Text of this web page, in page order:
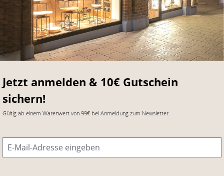
Jetzt anmelden & 10€ Gutschein
sichern!
Gültig ab einem Warenwert von 99€ bei Anmeldung zum Newsletter.
E-Mail-Adresse